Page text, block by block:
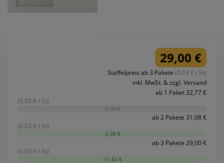
29,00 €
Staffelpreis ab 3 Pakete (0.03 € / St)
inkl. MwSt. & zzgl. Versand
ab 1 Paket 32,77 €
(0.03 € / St)
-0,00 €
ab 2 Pakete 31,08 €
(0.03 € / St)
-3,38 €
ab 3 Pakete 29,00 €
(0.03 € / St)
-11,32 €